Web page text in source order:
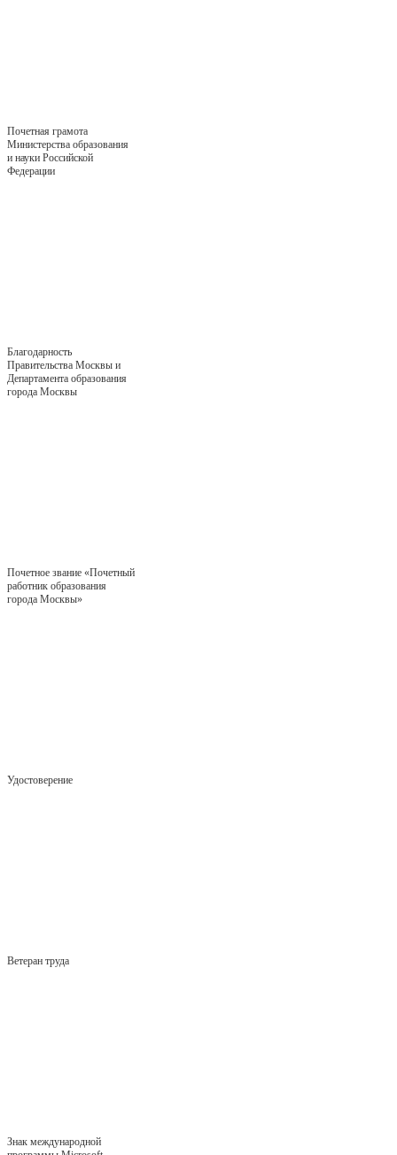
Почетная грамота
Министерства образования
и науки Российской
Федерации
Благодарность
Правительства Москвы и
Департамента образования
города Москвы
Почетное звание «Почетный
работник образования
города Москвы»
Удостоверение
Ветеран труда
Знак международной